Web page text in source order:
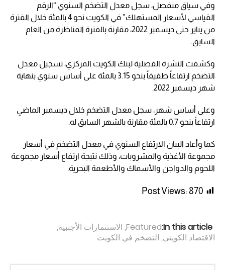
وفي سياق منفصل، سجل معدل التضخم السنوي “الرقم
القياسي لأسعار المستهلك” في الكويت نحو 4 بالمئة خلال الفترة
من يناير حتى ديسمبر 2022، مقارنة بالفترة المناظرة من العام
السابق.
وكشفت النشرة الفصلية لبنك الكويت المركزي، تسجيل معدل
التضخم ارتفاعاً طفيفاً بنحو 3.15 بالمئة على أساس سنوي بنهاية
شهر ديسمبر 2022.
وعلى أساس شهر، سجل معدل التضخم خلال ديسمبر الماضي
ارتفاعاً بنحو 0.7 بالمئة مقارنة بالشهر السابق له.
كما وأعاد البيان الارتفاع السنوي في معدل التضخم في أسعار
مجموعة الأغذية والمشروبات، وذلك نتيجة ارتفاع أسعار مجموعة
اللحوم والدواجن والأسماك والأطعمة البحرية.
Post Views: 870
In this article:
Featured
, الاستثمارات الأجنبية,
الاقتصاد الكويتي, التضخم في الكويت